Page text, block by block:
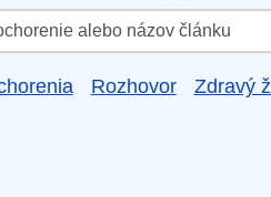
Rozhovor Zdravý